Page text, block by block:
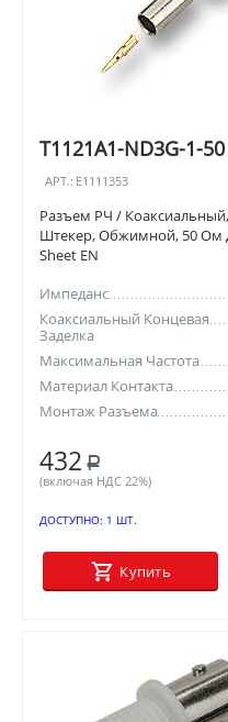
T1121A1-ND3G-1-
АРТ.: E1111353
Разъем РЧ /
Штекер, Обжимной, 50 Ом
Sheet EN
Импеданс
Коаксиальный Концевая
Заделка
Максимальная Частота
Материал Контакта
Монтаж Разъема
432 Р
(включая НДС 22%)
ДОСТУПНО: 1 ШТ.
Купить